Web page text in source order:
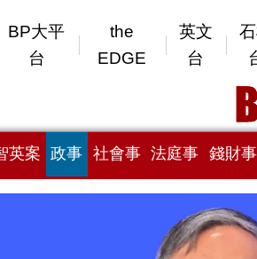
BP大平
台
the
EDGE
英文
台
英案 政事 社會事 法庭事 錢財事